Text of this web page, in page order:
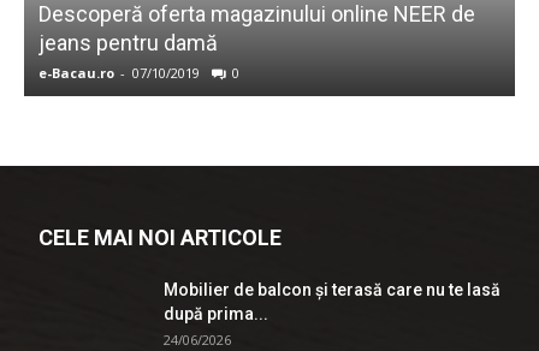
Descoperă oferta magazinului online NEER de
jeans pentru damă
e-Bacau.ro - 07/10/2019 0
CELE MAI NOI ARTICOLE
Mobilier de balcon și terasă care nu te lasă
după prima...
24/06/2026